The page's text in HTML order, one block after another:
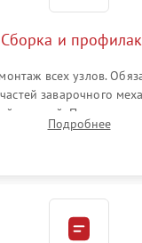
и
всех узлов.
заварочного
смазкой.
и очистки системы от
Подробнее